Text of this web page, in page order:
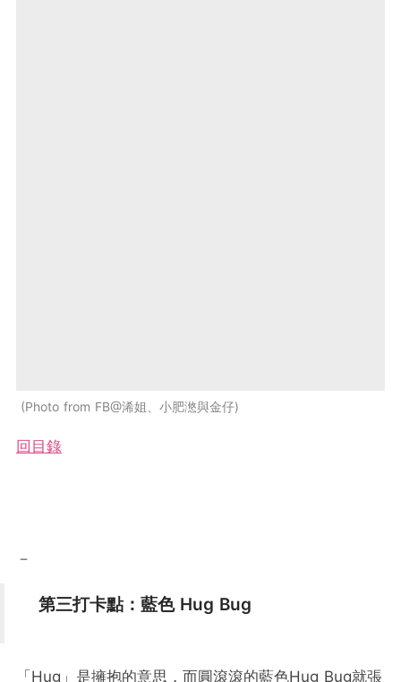
Photo from FB@浠姐、小肥滺與金仔
回目錄
－
第三打卡點：藍色 Hug Bug
「Hug」是擁抱的意思，而圓滾滾的藍色Hug Bug就張